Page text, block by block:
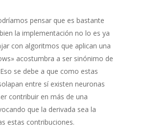
pensar que es bastante
la implementación no lo es ya
con algoritmos que aplican una
acostumbra a ser sinónimo de
se debe a que como estas
entre sí existen neuronas
contribuir en más de una
que la derivada sea la
estas contribuciones.